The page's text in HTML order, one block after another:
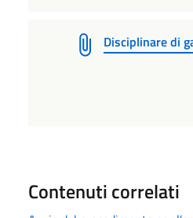
Disciplinare di
Contenuti correlati